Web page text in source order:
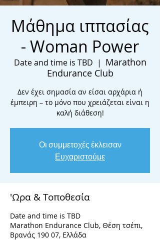
Μάθημα ιππασίας
- Woman Power
Date and time is TBD
  |
Marathon
Endurance Club
Δεν έχει σημασία αν είσαι αρχάρια ή
έμπειρη – το μόνο που χρειάζεται είναι η
καλή διάθεση!
Οι συμμετοχές έκλεισαν
Ευχαριστούμε
'Ωρα & Τοποθεσία
Date and time is TBD
Marathon Endurance Club, Θέση τσέπι,
Βρανάς 190 07, Ελλάδα